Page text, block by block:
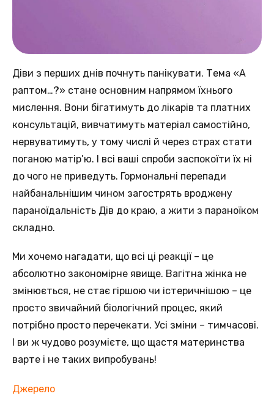
Діви з перших днів почнуть панікувати. Тема «А
раптом…?» стане основним напрямом їхнього
мислення. Вони бігатимуть до лікарів та платних
консультацій, вивчатимуть матеріал самостійно,
нервуватимуть, у тому числі й через страх стати
поганою матір’ю. І всі ваші спроби заспокоїти їх ні
до чого не приведуть. Гормональні перепади
найбанальнішим чином загострять вроджену
параноїдальність Дів до краю, а жити з параноїком
складно.
Ми хочемо нагадати, що всі ці реакції – це
абсолютно закономірне явище. Вагітна жінка не
змінюється, не стає гіршою чи істеричнішою – це
просто звичайний біологічний процес, який
потрібно просто перечекати. Усі зміни – тимчасові.
І ви ж чудово розумієте, що щастя материнства
варте і не таких випробувань!
Джерело